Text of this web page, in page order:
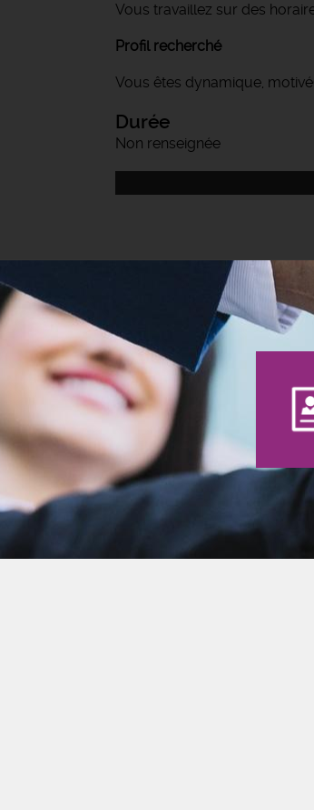
Vous travaillez sur des
Profil recherché
Vous êtes dynamique,
Durée
Non renseignée